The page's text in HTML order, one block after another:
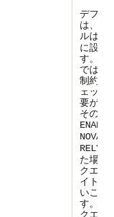
デフォ
は、整
ルは
に設定
す。こ
では、
制約の
ェック
要があ
そのた
ENABLE
RELY
た場合
クエリ
イトが
いこと
す。こ
クエリ